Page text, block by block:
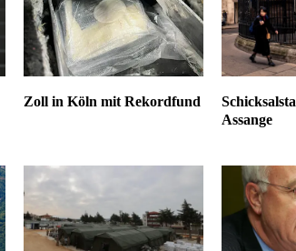
Zoll in Köln mit Rekordfund
Assange